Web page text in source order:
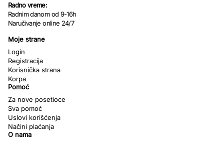
Radno vreme:
Radnim danom od 9-16h
Naručivanje online 24/7
Moje strane
Login
Registracija
Korisnička strana
Korpa
Pomoć
Za nove posetioce
Sva pomoć
Uslovi korišćenja
Načini plaćanja
O nama